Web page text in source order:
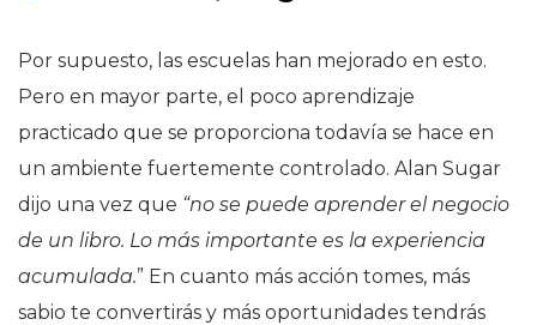
Por supuesto, las escuelas han mejorado en esto.
Pero en mayor parte, el poco aprendizaje
practicado que se proporciona todavía se hace en
un ambiente fuertemente controlado. Alan Sugar
dijo una vez que “no se puede aprender el negocio
de un libro. Lo más importante es la experiencia
acumulada.” En cuanto más acción tomes, más
sabio te convertirás y más oportunidades tendrás